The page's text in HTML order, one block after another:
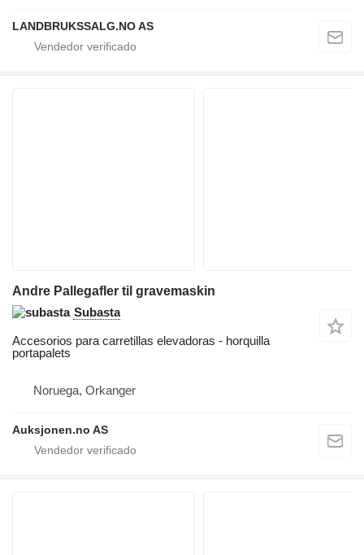
LANDBRUKSSALG.NO AS
Andre Pallegafler til gravemaskin
Subasta
Accesorios para carretillas elevadoras - horquilla
portapalets
Noruega, Orkanger
Auksjonen.no AS